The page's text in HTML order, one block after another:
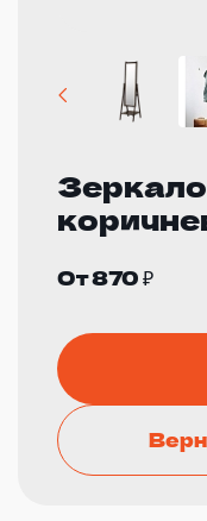
От 870 ₽